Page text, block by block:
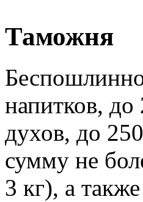
Таможня
напитков, до
духов, до
сумму не
3 кг), а